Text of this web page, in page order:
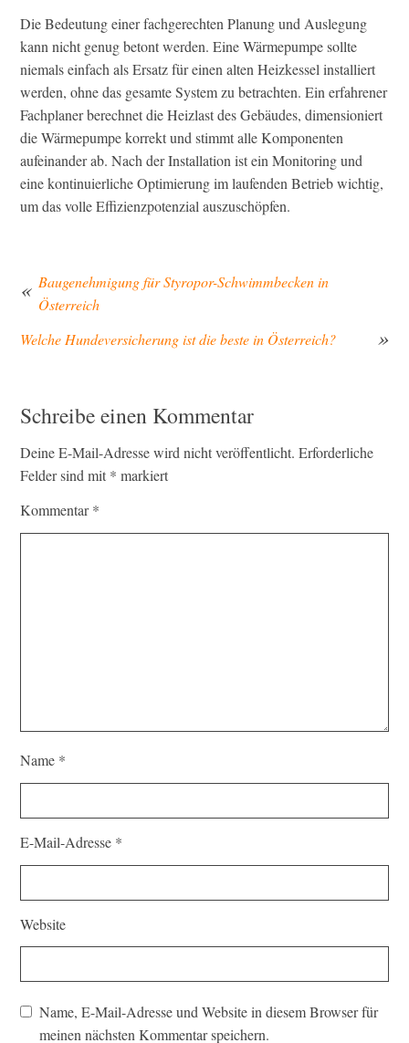
Die Bedeutung einer fachgerechten Planung und Auslegung
kann nicht genug betont werden. Eine Wärmepumpe sollte
niemals einfach als Ersatz für einen alten Heizkessel installiert
werden, ohne das gesamte System zu betrachten. Ein erfahrener
Fachplaner berechnet die Heizlast des Gebäudes, dimensioniert
die Wärmepumpe korrekt und stimmt alle Komponenten
aufeinander ab. Nach der Installation ist ein Monitoring und
eine kontinuierliche Optimierung im laufenden Betrieb wichtig,
um das volle Effizienzpotenzial auszuschöpfen.
Beitragsnavigation
Baugenehmigung für Styropor-Schwimmbecken in
Österreich
Welche Hundeversicherung ist die beste in Österreich?
Schreibe einen Kommentar
Deine E-Mail-Adresse wird nicht veröffentlicht. Erforderliche
Felder sind mit * markiert
Kommentar*
Name *
E-Mail-Adresse *
Website
Name, E-Mail-Adresse und Website in diesem Browser für
meinen nächsten Kommentar speichern.